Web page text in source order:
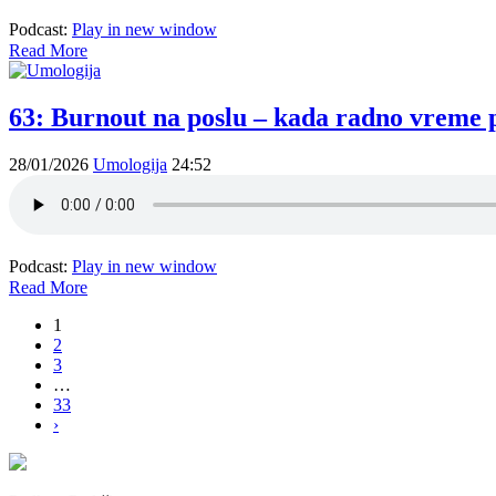
Podcast: Play in new window
Read More
63: Burnout na poslu – kada radno vreme
28/01/2026 Umologija 24:52
Podcast: Play in new window
Read More
1
2
3
…
33
›